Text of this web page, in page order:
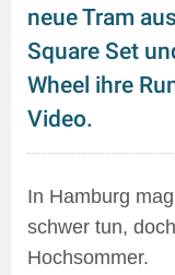
neue Tram
Square Set
Wheel ihre
Video.
In Hamburg
schwer tun,
Hochsommer.